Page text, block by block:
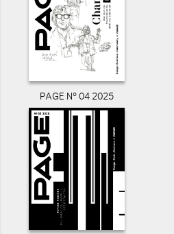
PAGE N° 04 2025